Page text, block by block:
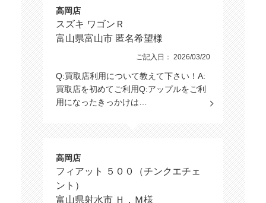
高岡店
スズキ ワゴンＲ
富山県富山市 匿名希望様
ご記入日： 2026/03/20
Q:買取店利用について教えて下さい！A:
買取店を初めてご利用Q:アップルをご利
用になったきっかけは…
高岡店
フィアット ５００（チンクエチェ
ント）
富山県射水市 Ｈ．Ｍ様